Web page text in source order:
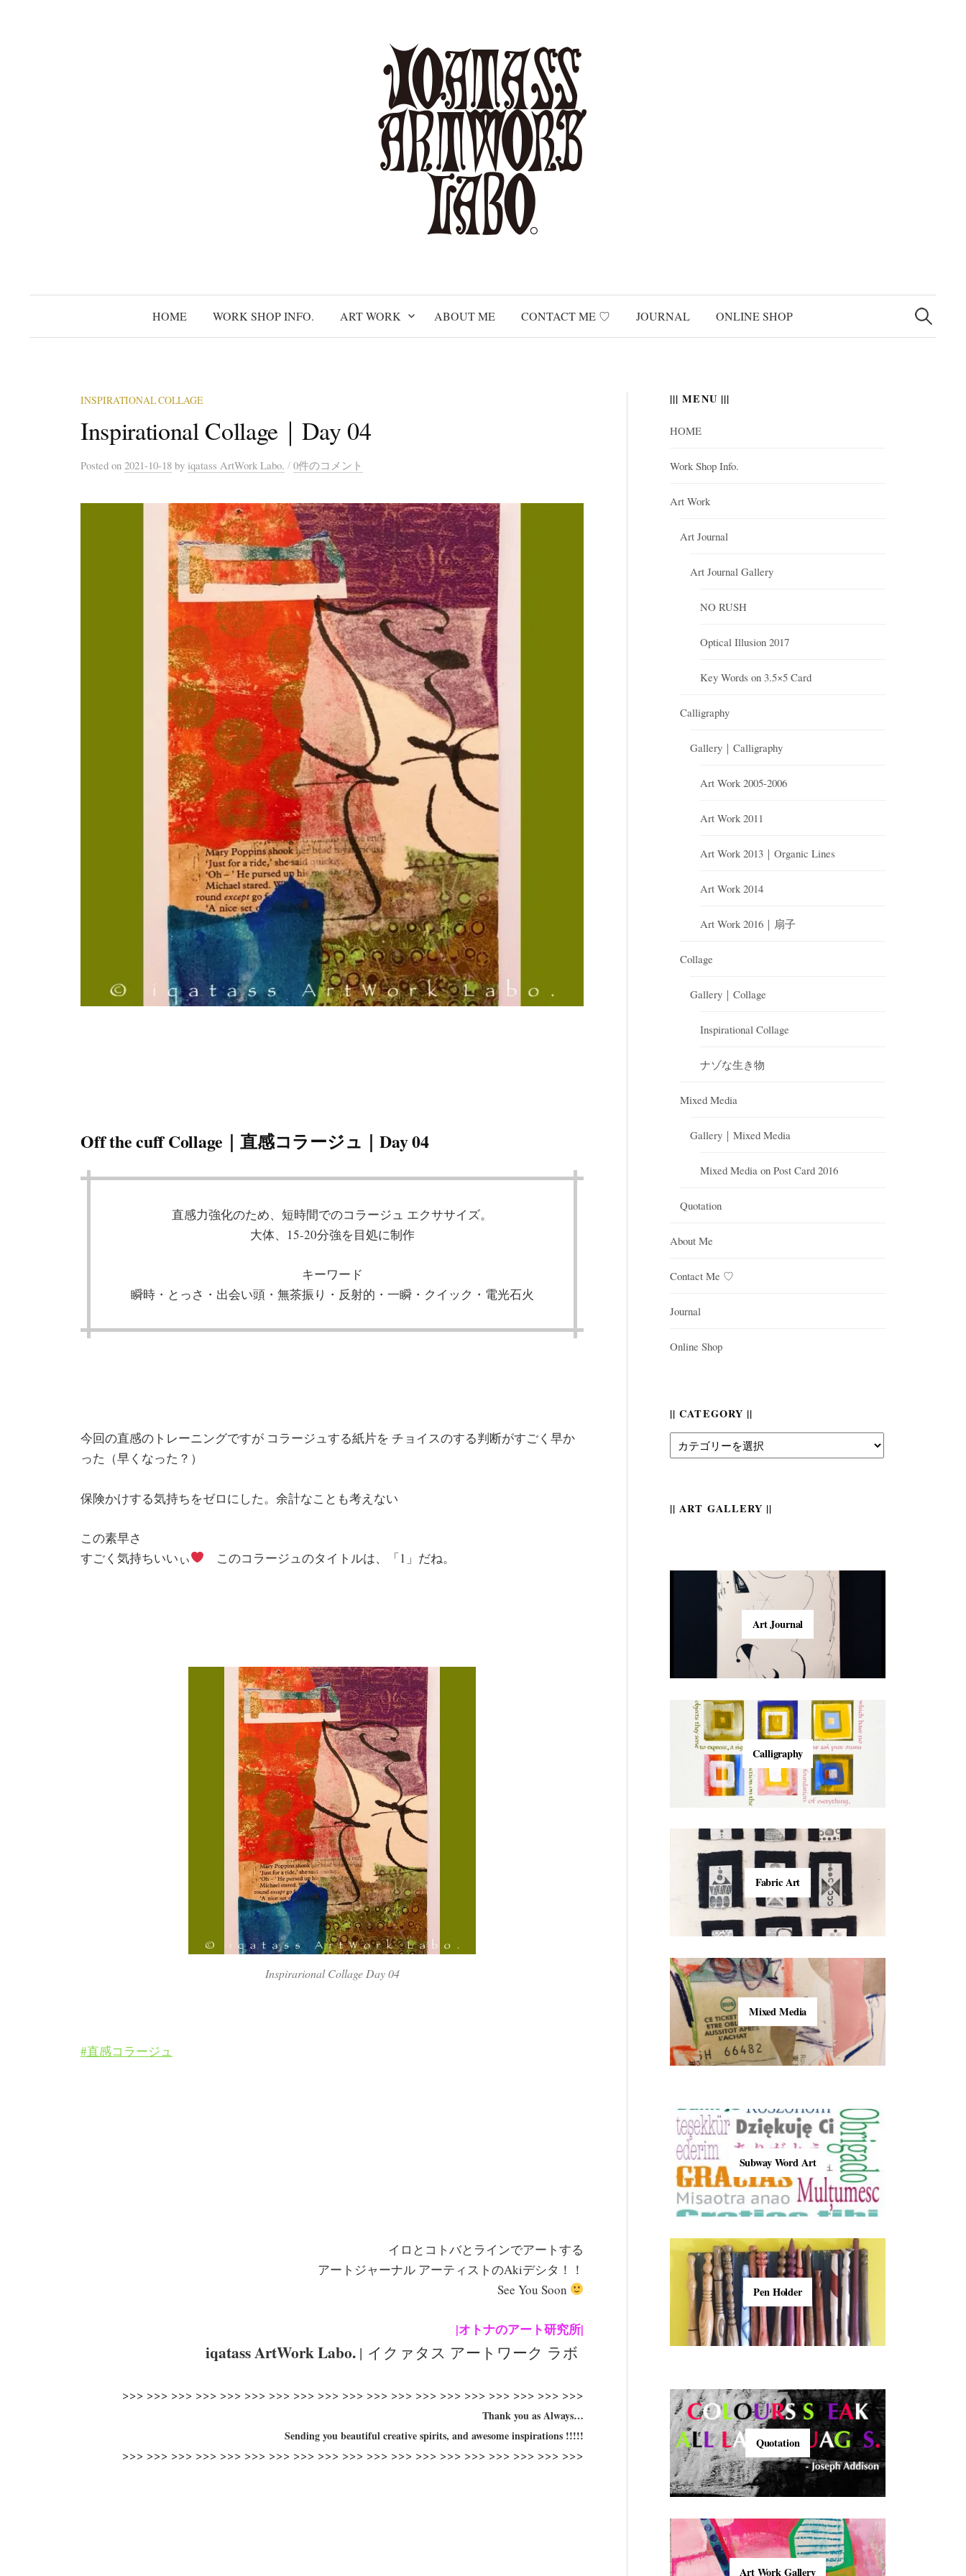
HOME WORK SHOP INFO. ART WORK ABOUT ME CONTACT ME ♡ JOURNAL ONLINE SHOP
検
索:
INSPIRATIONAL COLLAGE
Inspirational Collage｜Day 04
Posted on 2021-10-18 by iqatass ArtWork Labo. / 0件のコメント
Off the cuff Collage｜直感コラージュ｜Day 04
直感力強化のため、短時間でのコラージュ エクササイズ。
大体、15-20分強を目処に制作
キーワード
瞬時・とっさ・出会い頭・無茶振り・反射的・一瞬・クイック・電光石火
今回の直感のトレーニングですが コラージュする紙片を チョイスのする判断がすごく早か
った（早くなった？）
保険かけする気持ちをゼロにした。余計なことも考えない
この素早さ
すごく気持ちいいぃ
このコラージュのタイトルは、「1」だね。
Inspirarional Collage Day 04
#直感コラージュ
イロとコトバとラインでアートする
アートジャーナル アーティストのAkiデシタ！！
See You Soon
|オトナのアート研究所|
iqatass ArtWork Labo. | イクァタス アートワーク ラボ
>>> >>> >>> >>> >>> >>> >>> >>> >>> >>> >>> >>> >>> >>> >>> >>> >>> >>> >>>
Thank you as Always…
Sending you beautiful creative spirits, and awesome inspirations !!!!!
>>> >>> >>> >>> >>> >>> >>> >>> >>> >>> >>> >>> >>> >>> >>> >>> >>> >>> >>>
||| MENU |||
HOME
Work Shop Info.
Art Work
Art Journal
Art Journal Gallery
NO RUSH
Optical Illusion 2017
Key Words on 3.5×5 Card
Calligraphy
Gallery｜Calligraphy
Art Work 2005-2006
Art Work 2011
Art Work 2013｜Organic Lines
Art Work 2014
Art Work 2016｜扇子
Collage
Gallery｜Collage
Inspirational Collage
ナゾな生き物
Mixed Media
Gallery｜Mixed Media
Mixed Media on Post Card 2016
Quotation
About Me
Contact Me ♡
Journal
Online Shop
|| CATEGORY ||
Category
|| ART GALLERY ||
Art Journal
Calligraphy
Fabric Art
Mixed Media
Subway Word Art
Pen Holder
Quotation
Art Work Gallery